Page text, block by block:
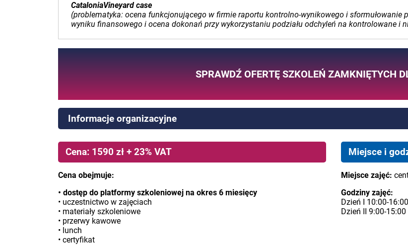
CataloniaVineyard case
(problematyka: ocena funkcjonującego w firmie raportu kontrolno-wynikowego i sformułowanie
wyniku finansowego i ocena dokonań przy wykorzystaniu podziału odchyleń na kontrolowane i
SPRAWDŹ OFERTĘ SZKOLEŃ ZAMKNIĘTYCH
Informacje organizacyjne
Cena: 1590 zł + 23% VAT
Cena obejmuje:
• dostęp do platformy szkoleniowej na okres 6 miesięcy
• uczestnictwo w zajęciach
• materiały szkoleniowe
• przerwy kawowe
• lunch
• certyfikat
Miejsce i
Miejsce zajęć:
Godziny zajęć:
Dzień I 10:00-16:00
Dzień II 9:00-15:00